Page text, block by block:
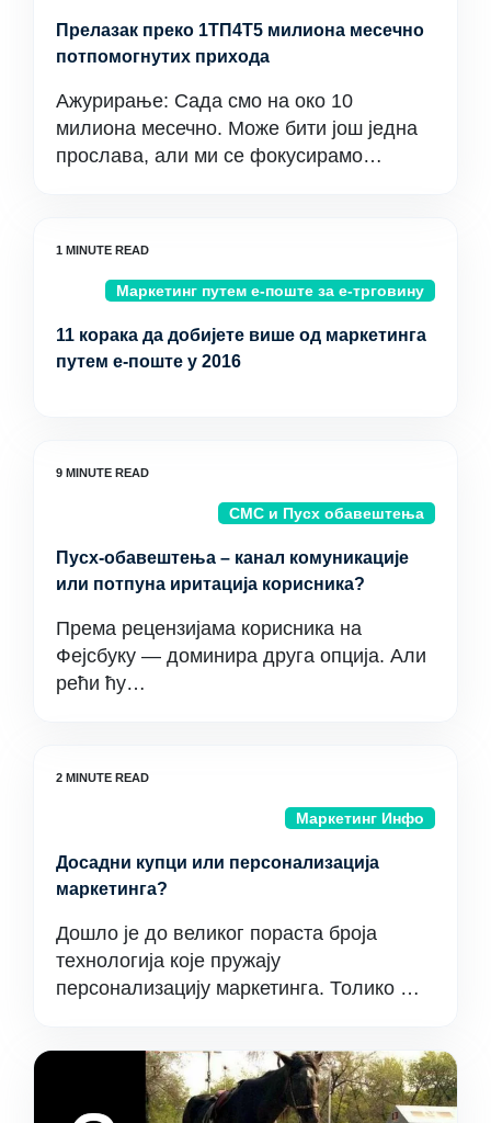
Прелазак преко 1ТП4Т5 милиона месечно
потпомогнутих прихода
Ажурирање: Сада смо на око 10
милиона месечно. Може бити још једна
прослава, али ми се фокусирамо…
Маркетинг путем е-поште за е-трговину
11 корака да добијете више од маркетинга
путем е-поште у 2016
СМС и Пусх обавештења
Пусх-обавештења – канал комуникације
или потпуна иритација корисника?
Према рецензијама корисника на
Фејсбуку — доминира друга опција. Али
рећи ћу…
Маркетинг Инфо
Досадни купци или персонализација
маркетинга?
Дошло је до великог пораста броја
технологија које пружају
персонализацију маркетинга. Толико …